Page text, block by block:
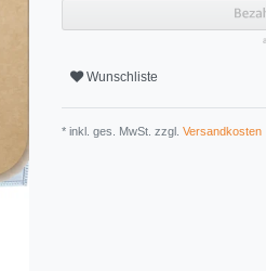
Wunschliste
* inkl. ges. MwSt. zzgl. Versandkosten